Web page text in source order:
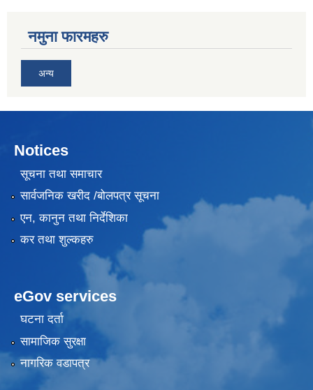
नमुना फारमहरु
अन्य
Notices
सूचना तथा समाचार
सार्वजनिक खरीद /बोलपत्र सूचना
एन, कानुन तथा निर्देशिका
कर तथा शुल्कहरु
eGov services
घटना दर्ता
सामाजिक सुरक्षा
नागरिक वडापत्र